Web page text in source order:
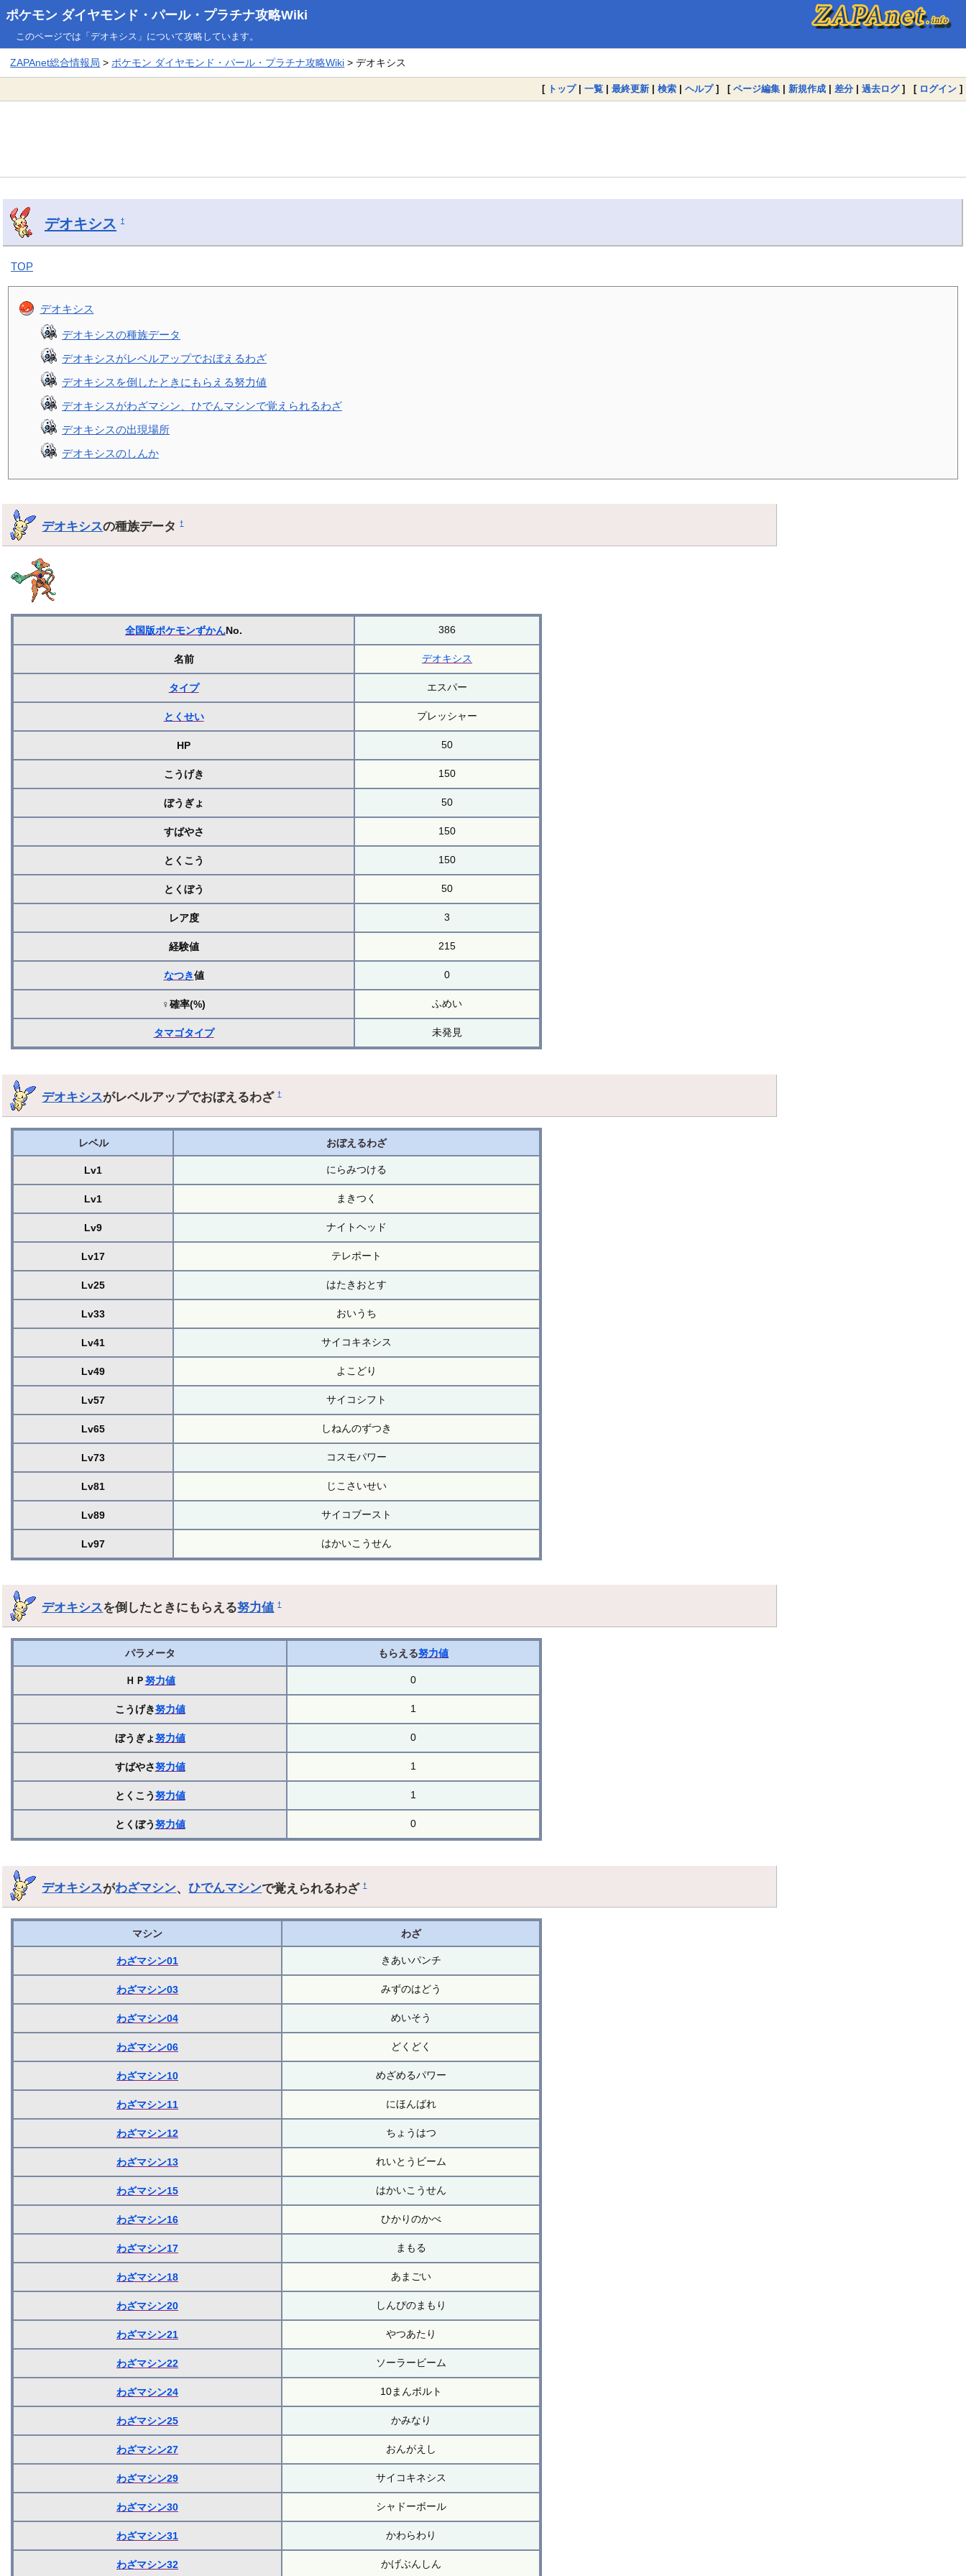
ポケモン ダイヤモンド・パール・プラチナ攻略Wiki
このページでは「デオキシス」について攻略しています。
ZAPAnet総合情報局 >ポケモン ダイヤモンド・パール・プラチナ攻略Wiki > デオキシス
[ トップ| 一覧 | 最終更新 | 検索 | ヘルプ] [ ページ編集 | 新規作成 | 差分 | 過去ログ] [ ログイン ]
デオキシス †
TOP
デオキシス
デオキシスの種族データ
デオキシスがレベルアップでおぼえるわざ
デオキシスを倒したときにもらえる努力値
デオキシスがわざマシン、ひでんマシンで覚えられるわざ
デオキシスの出現場所
デオキシスのしんか
デオキシスの種族データ†
全国版ポケモンずかんNo. 386
名前 デオキシス
タイプ エスパー
とくせい プレッシャー
HP 50
こうげき 150
ぼうぎょ 50
すばやさ 150
とくこう 150
とくぼう 50
レア度 3
経験値 215
なつき値 0
♀確率(%) ふめい
タマゴタイプ 未発見
デオキシスがレベルアップでおぼえるわざ†
レベル おぼえるわざ
Lv1 にらみつける
Lv1 まきつく
Lv9 ナイトヘッド
Lv17 テレポート
Lv25 はたきおとす
Lv33 おいうち
Lv41 サイコキネシス
Lv49 よこどり
Lv57 サイコシフト
Lv65 しねんのずつき
Lv73 コスモパワー
Lv81 じこさいせい
Lv89 サイコブースト
Lv97 はかいこうせん
デオキシスを倒したときにもらえる努力値 †
パラメータ もらえる努力値
ＨＰ努力値 0
こうげき努力値 1
ぼうぎょ努力値 0
すばやさ努力値 1
とくこう努力値 1
とくぼう努力値 0
デオキシスがわざマシン、ひでんマシンで覚えられるわざ†
マシン わざ
わざマシン01 きあいパンチ
わざマシン03 みずのはどう
わざマシン04 めいそう
わざマシン06 どくどく
わざマシン10 めざめるパワー
わざマシン11 にほんばれ
わざマシン12 ちょうはつ
わざマシン13 れいとうビーム
わざマシン15 はかいこうせん
わざマシン16 ひかりのかべ
わざマシン17 まもる
わざマシン18 あまごい
わざマシン20 しんぴのまもり
わざマシン21 やつあたり
わざマシン22 ソーラービーム
わざマシン24 10まんボルト
わざマシン25 かみなり
わざマシン27 おんがえし
わざマシン29 サイコキネシス
わざマシン30 シャドーボール
わざマシン31 かわらわり
わざマシン32 かげぶんしん